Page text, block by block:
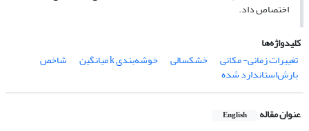
اختصاص داد.
کلیدواژه‌ها
‌تغییرات زمانی‌- مکانی
خشکسالی ‌خوشه‌بندی k میانگین ‌‌‌شاخص
بارش‌استاندارد‌ شده
عنوان مقاله English